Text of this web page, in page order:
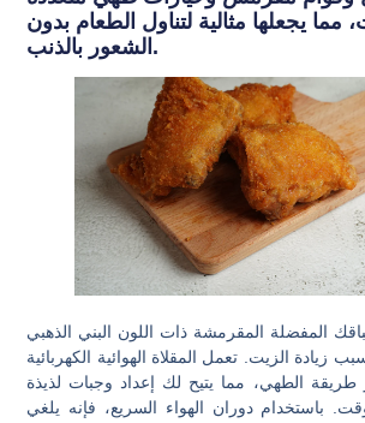
مما يجعلها مثالية لتناول الطعام بدون
الشعور بالذنب.
المفضلة المقرمشة ذات اللون البني الذهبي
زيادة الزيت. تعمل المقلاة الهوائية الكهربائية
الطهي، مما يتيح لك إعداد وجبات لذيذة
باستخدام دوران الهواء السريع، فإنه يلغي